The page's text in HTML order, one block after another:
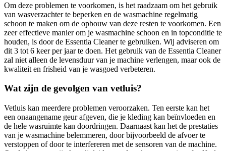
Om deze problemen te voorkomen, is het raadzaam om het gebruik
van wasverzachter te beperken en de wasmachine regelmatig
schoon te maken om de opbouw van deze resten te voorkomen. Een
zeer effectieve manier om je wasmachine schoon en in topconditie te
houden, is door de Essentia Cleaner te gebruiken. Wij adviseren om
dit 3 tot 6 keer per jaar te doen. Het gebruik van de Essentia Cleaner
zal niet alleen de levensduur van je machine verlengen, maar ook de
kwaliteit en frisheid van je wasgoed verbeteren.
Wat zijn de gevolgen van vetluis?
Vetluis kan meerdere problemen veroorzaken. Ten eerste kan het
een onaangename geur afgeven, die je kleding kan beïnvloeden en
de hele wasruimte kan doordringen. Daarnaast kan het de prestaties
van je wasmachine belemmeren, door bijvoorbeeld de afvoer te
verstoppen of door te interfereren met de sensoren van de machine.